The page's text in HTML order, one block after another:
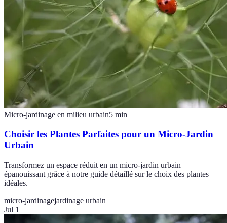
Micro-jardinage en milieu urbain5 min
Choisir les Plantes Parfaites pour un Micro-Jardin
Urbain
Transformez un espace réduit en un micro-jardin urbain
épanouissant grâce à notre guide détaillé sur le choix des plantes
idéales.
micro-jardinagejardinage urbain
Jul 1